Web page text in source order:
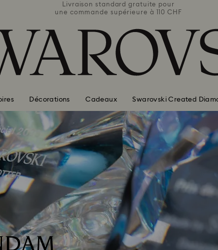
Livraison standard gratuite pour
une commande supérieure à 110 CHF
Décorations Cadeaux Swarovski Created